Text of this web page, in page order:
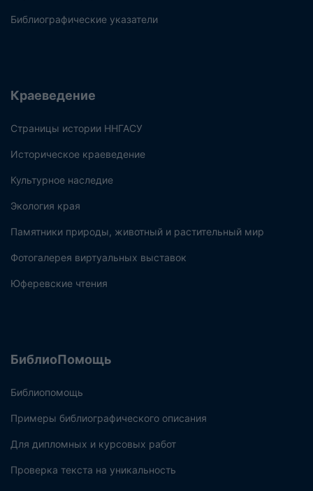
Библиографические указатели
Краеведение
Страницы истории ННГАСУ
Историческое краеведение
Культурное наследие
Экология края
Памятники природы, животный и растительный мир
Фотогалерея виртуальных выставок
Юферевские чтения
БиблиоПомощь
Библиопомощь
Примеры библиографического описания
Для дипломных и курсовых работ
Проверка текста на уникальность